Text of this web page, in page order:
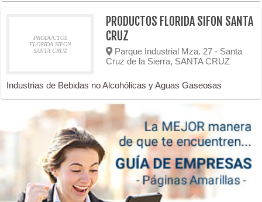
PRODUCTOS
FLORIDA SIFON
SANTA CRUZ
PRODUCTOS FLORIDA SIFON SANTA
CRUZ
Parque Industrial Mza. 27 - Santa
Cruz de la Sierra, SANTA CRUZ
Industrias de Bebidas no Alcohólicas y Aguas Gaseosas